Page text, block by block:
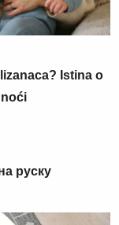
Istina o
руску